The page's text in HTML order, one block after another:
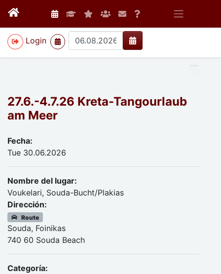
Login
>
27.6.-4.7.26 Kreta-Tangourlaub
am Meer
Fecha:
Tue 30.06.2026
Nombre del lugar:
Voukelari, Souda-Bucht/Plakias
Dirección:
Route
Souda, Foinikas
740 60 Souda Beach
Categoría: